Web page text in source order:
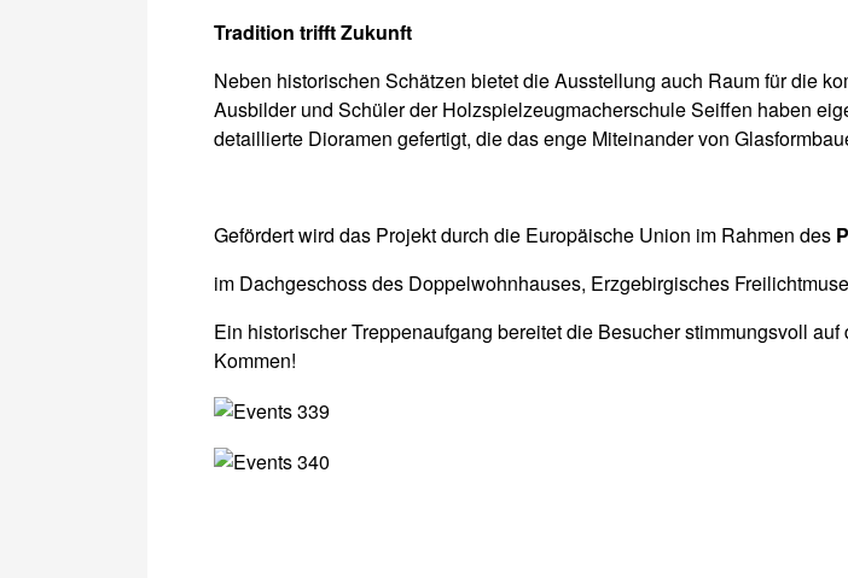
Tradition trifft Zukunft
Neben historischen Schätzen bietet die Ausstellung auch Raum für die
Ausbilder und Schüler der Holzspielzeugmacherschule Seiffen haben
detaillierte Dioramen gefertigt, die das enge Miteinander von
Gefördert wird das Projekt durch die Europäische Union im Rahmen des
im Dachgeschoss des Doppelwohnhauses, Erzgebirgisches
Ein historischer Treppenaufgang bereitet die Besucher stimmungsvoll
Kommen!